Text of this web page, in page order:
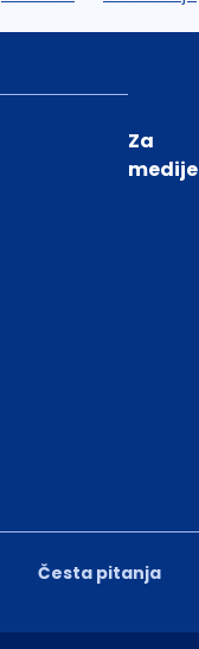
Česta pitanja
Za
medije